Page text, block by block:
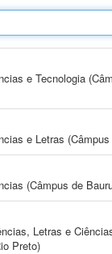
e Tecnologia
e Letras
(Câmpus de
Letras e
Preto)